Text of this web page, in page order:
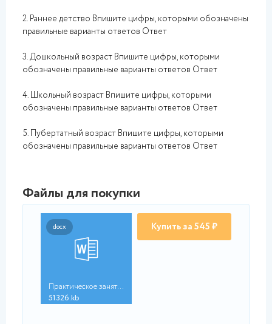
2. Раннее детство Впишите цифры, которыми обозначены
правильные варианты ответов Ответ
3. Дошкольный возраст Впишите цифры, которыми
обозначены правильные варианты ответов Ответ
4. Школьный возраст Впишите цифры, которыми
обозначены правильные варианты ответов Ответ
5. Пубертатный возраст Впишите цифры, которыми
обозначены правильные варианты ответов Ответ
Файлы для покупки
docx
Практическое занятие...
51326.kb
Купить за 545 ₽